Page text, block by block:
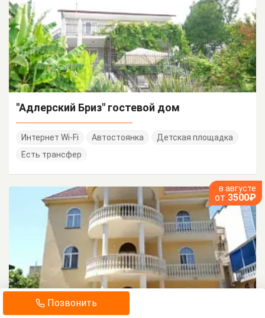
Позвонить
"Адлерский Бриз" гостевой дом
Интернет Wi-Fi Автостоянка
Детская площадка
Есть трансфер
в августе
от 3500₽